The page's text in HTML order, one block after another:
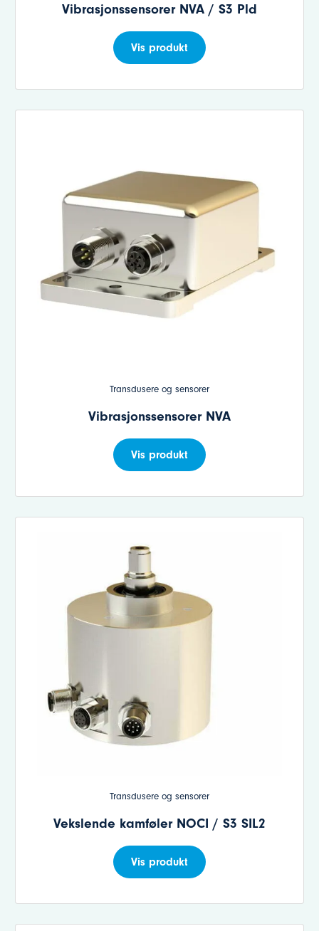
Vibrasjonssensorer NVA / S3 Pld
Vis produkt
Transdusere og sensorer
Vibrasjonssensorer NVA
Vis produkt
Transdusere og sensorer
Vekslende kamføler NOCI / S3 SIL2
Vis produkt